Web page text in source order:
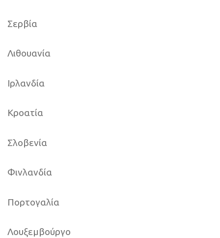
Σερβία
Λιθουανία
Ιρλανδία
Κροατία
Σλοβενία
Φινλανδία
Πορτογαλία
Λουξεμβούργο